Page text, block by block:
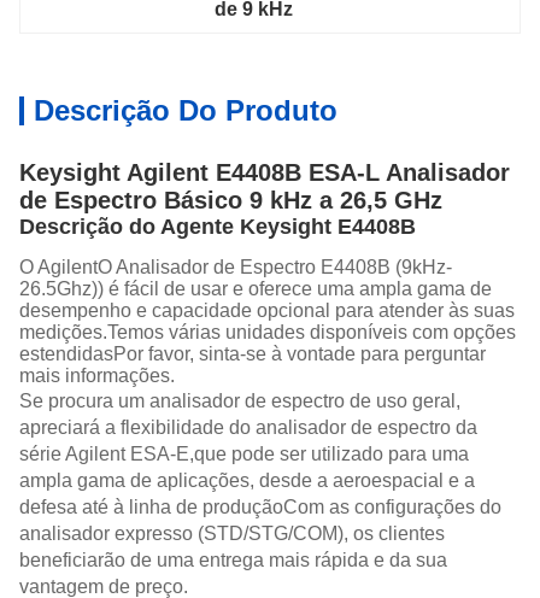
de 9 kHz
Descrição Do Produto
Keysight Agilent E4408B ESA-L Analisador
de Espectro Básico 9 kHz a 26,5 GHz
Descrição do Agente Keysight E4408B
O AgilentO Analisador de Espectro E4408B (9kHz-
26.5Ghz)) é fácil de usar e oferece uma ampla gama de
desempenho e capacidade opcional para atender às suas
medições.Temos várias unidades disponíveis com opções
estendidasPor favor, sinta-se à vontade para perguntar
mais informações.
Se procura um analisador de espectro de uso geral,
apreciará a flexibilidade do analisador de espectro da
série Agilent ESA-E,que pode ser utilizado para uma
ampla gama de aplicações, desde a aeroespacial e a
defesa até à linha de produçãoCom as configurações do
analisador expresso (STD/STG/COM), os clientes
beneficiarão de uma entrega mais rápida e da sua
vantagem de preço.